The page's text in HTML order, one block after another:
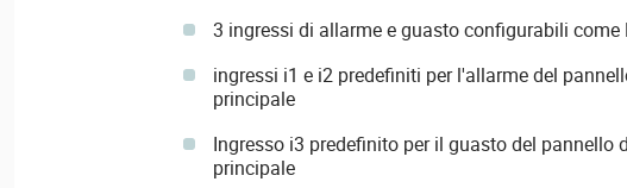
3 ingressi di allarme e guasto configurabili come
ingressi i1 e i2 predefiniti per l'allarme del
principale
Ingresso i3 predefinito per il guasto del pannello
principale